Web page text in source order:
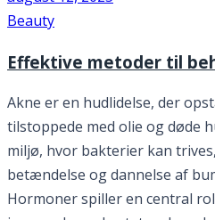
Beauty
Effektive metoder til
Akne er en hudlidelse, der
tilstoppede med olie og døde
miljø, hvor bakterier kan
betændelse og dannelse af
Hormoner spiller en central